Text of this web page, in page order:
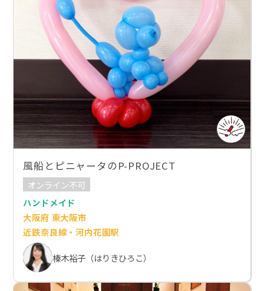
風船とピニャータのP-PROJECT
オンライン不可
ハンドメイド
大阪府 東大阪市
近鉄奈良線・河内花園駅
榛木裕子（はりきひろこ）